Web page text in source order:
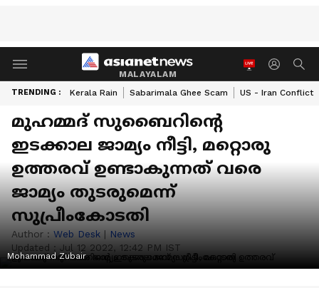
MALAYALAM
TRENDING : Kerala Rain Sabarimala Ghee Scam US - Iran Conflict
മുഹമ്മദ് സുബൈറിന്റെ
ഇടക്കാല ജാമ്യം നീട്ടി, മറ്റൊരു
ഉത്തരവ് ഉണ്ടാകുന്നത് വരെ
ജാമ്യം തുടരുമെന്ന്
സുപ്രീംകോടതി
Author : Web Desk | News
Updated : Jul 12 2022, 12:42 PM IST
Mohammad Zubair